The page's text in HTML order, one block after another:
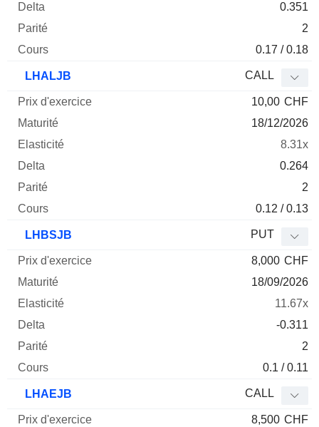
0.351
2
0.17 / 0.18
LHALJB CALL
10,00 CHF
18/12/2026
8.31x
0.264
2
0.12 / 0.13
LHBSJB PUT
8,000 CHF
18/09/2026
11.67x
-0.311
2
0.1 / 0.11
LHAEJB CALL
8,500 CHF